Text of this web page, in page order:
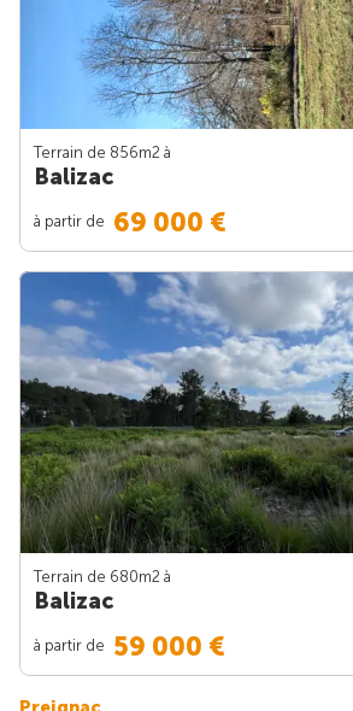
Terrain de 856m2 à
Balizac
à partir de 69 000 €
Terrain de 680m2 à
Balizac
à partir de 59 000 €